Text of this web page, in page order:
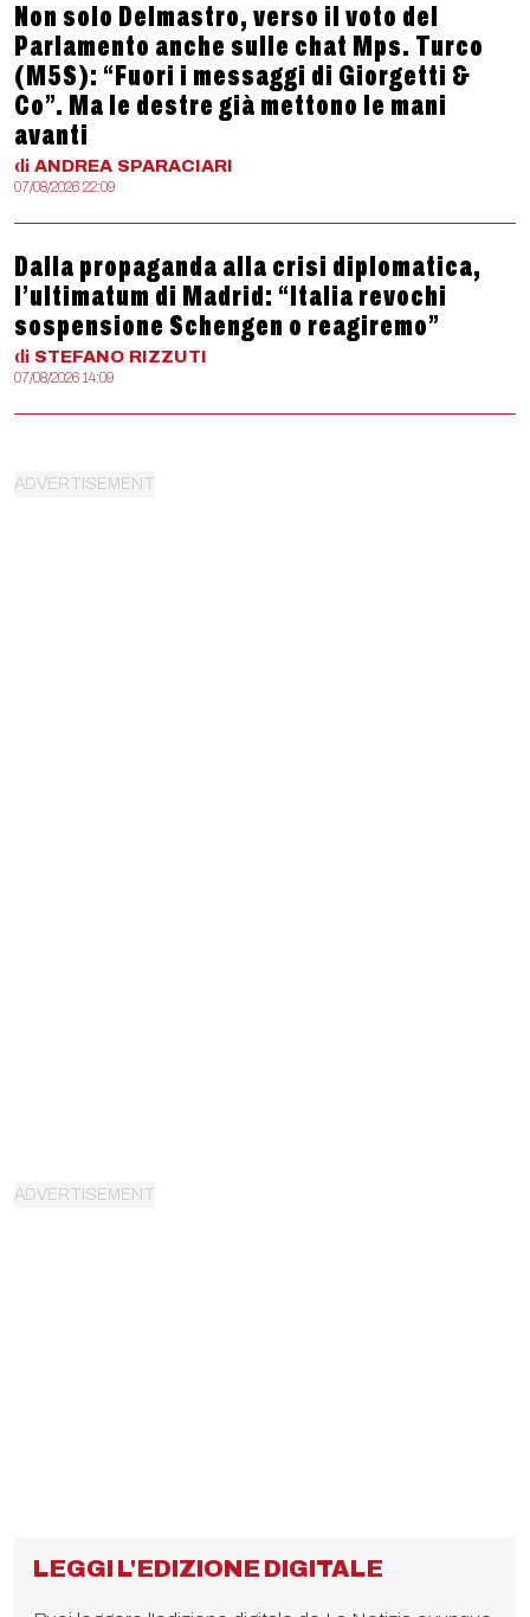
Non solo Delmastro, verso il voto del
Parlamento anche sulle chat Mps. Turco
(M5S): “Fuori i messaggi di Giorgetti &
Co”. Ma le destre già mettono le mani
avanti
di ANDREA SPARACIARI
07/08/2026 22:09
Dalla propaganda alla crisi diplomatica,
l’ultimatum di Madrid: “Italia revochi
sospensione Schengen o reagiremo”
di STEFANO RIZZUTI
07/08/2026 14:09
LEGGI L'EDIZIONE DIGITALE